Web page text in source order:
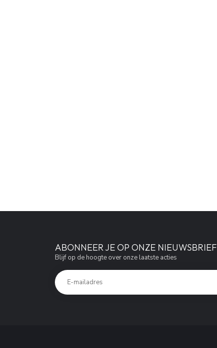
ABONNEER JE OP ONZE NIEUWSBRIEF
Blijf op de hoogte over onze laatste acties